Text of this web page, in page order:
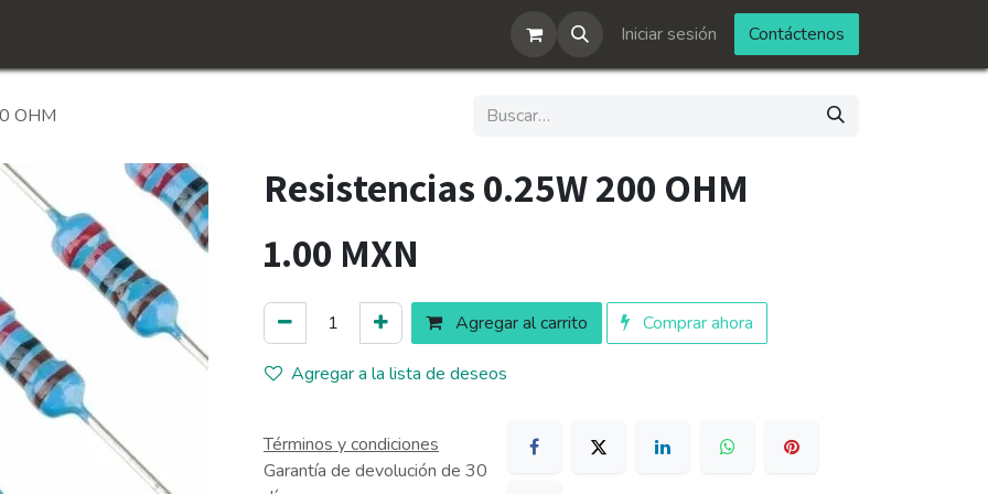
Iniciar sesión Contáctenos
OHM
Resistencias 0.25W 200 OHM
1.00 MXN
Agregar al carrito Comprar ahora
Agregar a la lista de deseos
Términos y condiciones
Garantía de devolución de 30